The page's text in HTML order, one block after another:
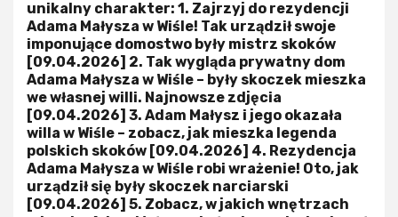
unikalny charakter: 1. Zajrzyj do rezydencji
Adama Małysza w Wiśle! Tak urządził swoje
imponujące domostwo były mistrz skoków
[09.04.2026] 2. Tak wygląda prywatny dom
Adama Małysza w Wiśle – były skoczek mieszka
we własnej willi. Najnowsze zdjęcia
[09.04.2026] 3. Adam Małysz i jego okazała
willa w Wiśle – zobacz, jak mieszka legenda
polskich skoków [09.04.2026] 4. Rezydencja
Adama Małysza w Wiśle robi wrażenie! Oto, jak
urządził się były skoczek narciarski
[09.04.2026] 5. Zobacz, w jakich wnętrzach